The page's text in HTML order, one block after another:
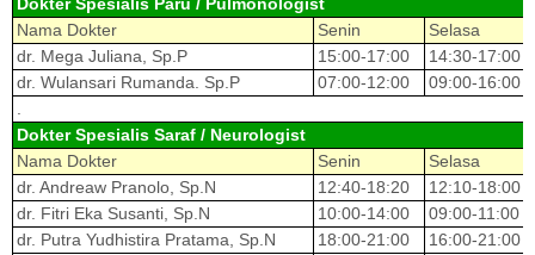
Dokter Spesialis Paru / Pulmonologist
Nama Dokter
Senin
Selasa
dr. Mega Juliana, Sp.P
15:00-17:00
14:30-17:00
dr. Wulansari Rumanda. Sp.P
07:00-12:00
09:00-16:00
.
Dokter Spesialis Saraf / Neurologist
Nama Dokter
Senin
Selasa
dr. Andreaw Pranolo, Sp.N
12:40-18:20
12:10-18:00
dr. Fitri Eka Susanti, Sp.N
10:00-14:00
09:00-11:00
dr. Putra Yudhistira Pratama, Sp.N
18:00-21:00
16:00-21:00